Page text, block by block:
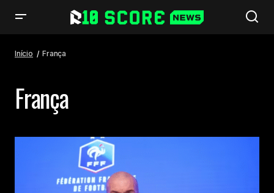
Início França
França